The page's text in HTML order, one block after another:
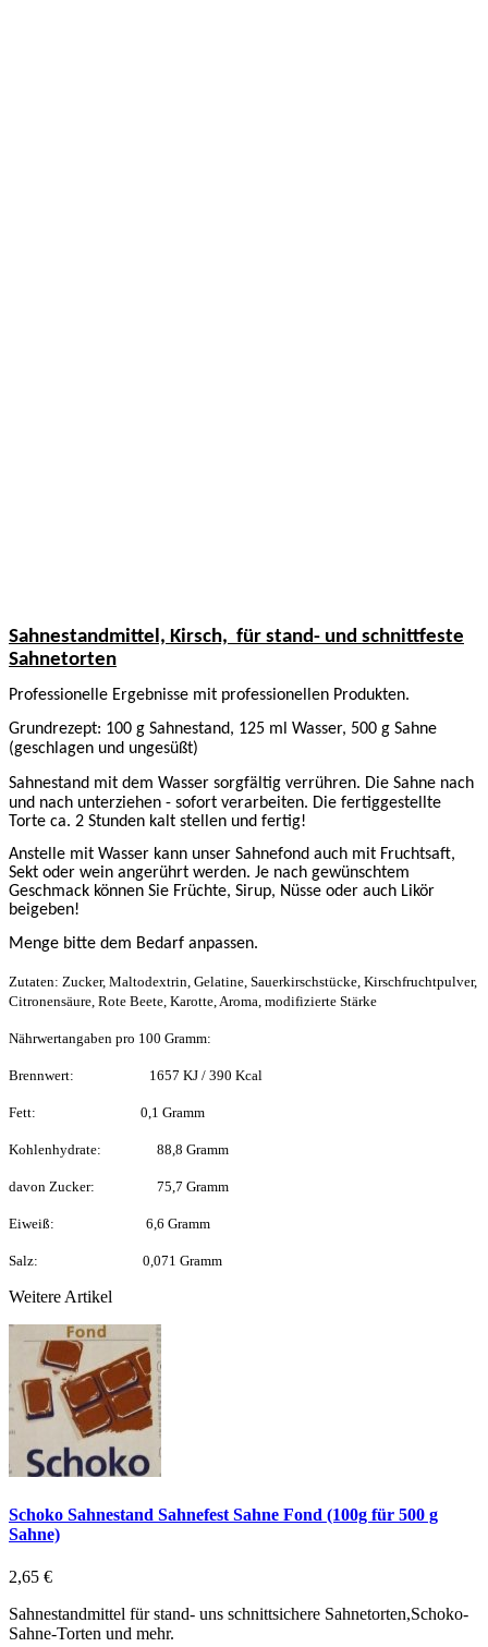
Sahnestandmittel, Kirsch, für stand- und schnittfeste
Sahnetorten
Professionelle Ergebnisse mit professionellen Produkten.
Grundrezept: 100 g Sahnestand, 125 ml Wasser, 500 g Sahne
(geschlagen und ungesüßt)
Sahnestand mit dem Wasser sorgfältig verrühren. Die Sahne nach
und nach unterziehen - sofort verarbeiten. Die fertiggestellte
Torte ca. 2 Stunden kalt stellen und fertig!
Anstelle mit Wasser kann unser Sahnefond auch mit Fruchtsaft,
Sekt oder wein angerührt werden. Je nach gewünschtem
Geschmack können Sie Früchte, Sirup, Nüsse oder auch Likör
beigeben!
Menge bitte dem Bedarf anpassen.
Zutaten: Zucker, Maltodextrin, Gelatine, Sauerkirschstücke, Kirschfruchtpulver,
Citronensäure, Rote Beete, Karotte, Aroma, modifizierte Stärke
Nährwertangaben pro 100 Gramm:
Brennwert: 1657 KJ / 390 Kcal
Fett: 0,1 Gramm
Kohlenhydrate: 88,8 Gramm
davon Zucker: 75,7 Gramm
Eiweiß: 6,6 Gramm
Salz: 0,071 Gramm
Weitere Artikel
Schoko Sahnestand Sahnefest Sahne Fond (100g für 500 g
Sahne)
2,65 €
Sahnestandmittel für stand- uns schnittsichere Sahnetorten,Schoko-
Sahne-Torten und mehr.